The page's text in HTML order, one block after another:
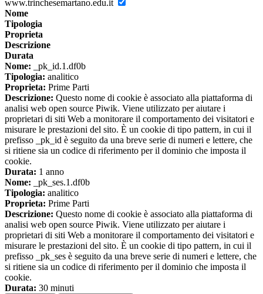
www.trinchesemartano.edu.it
Nome
Tipologia
Proprieta
Descrizione
Durata
Nome: _pk_id.1.df0b
Tipologia: analitico
Proprieta: Prime Parti
Descrizione: Questo nome di cookie è associato alla piattaforma di
analisi web open source Piwik. Viene utilizzato per aiutare i
proprietari di siti Web a monitorare il comportamento dei visitatori e
misurare le prestazioni del sito. È un cookie di tipo pattern, in cui il
prefisso _pk_id è seguito da una breve serie di numeri e lettere, che
si ritiene sia un codice di riferimento per il dominio che imposta il
cookie.
Durata: 1 anno
Nome: _pk_ses.1.df0b
Tipologia: analitico
Proprieta: Prime Parti
Descrizione: Questo nome di cookie è associato alla piattaforma di
analisi web open source Piwik. Viene utilizzato per aiutare i
proprietari di siti Web a monitorare il comportamento dei visitatori e
misurare le prestazioni del sito. È un cookie di tipo pattern, in cui il
prefisso _pk_ses è seguito da una breve serie di numeri e lettere, che
si ritiene sia un codice di riferimento per il dominio che imposta il
cookie.
Durata: 30 minuti